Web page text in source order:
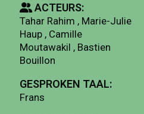
ACTEURS:
Tahar Rahim , Marie-Julie
Haup , Camille
Moutawakil , Bastien
Bouillon
GESPROKEN TAAL:
Frans